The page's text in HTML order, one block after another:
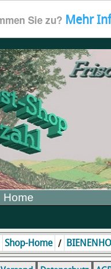
Sie zu? Mehr
Home
Shop-Home /